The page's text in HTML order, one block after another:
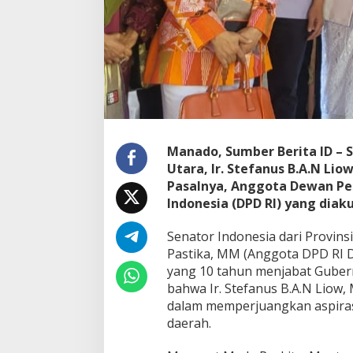
u
i
K
i
n
e
r
B
A
L
i
w
Manado, Sumber Berita ID –
Utara, Ir. Stefanus B.A.N
Pasalnya, Anggota Dewan
Indonesia (DPD RI) yang
Senator Indonesia dari
Pastika, MM (Anggota DPD RI
yang 10 tahun menjabat
bahwa Ir. Stefanus B.A.N
dalam memperjuangkan
daerah.